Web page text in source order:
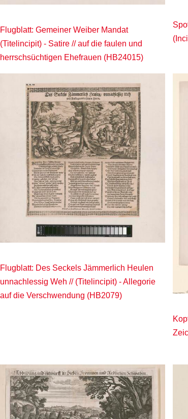
Flugblatt: Gemeiner Weiber Mandat
(Titelincipit) - Satire // auf die faulen und
herrschsüchtigen Ehefrauen (HB24015)
Flugblatt: Des Seckels Jämmerlich Heulen
unnachlessig Weh // (Titelincipit) - Allegorie
auf die Verschwendung (HB2079)